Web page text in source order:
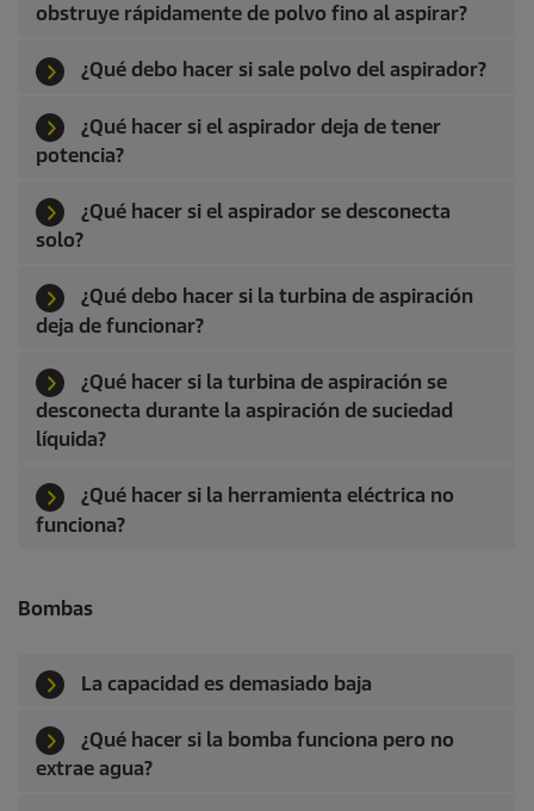
obstruye rápidamente de polvo fino al aspirar?
¿Qué debo hacer si sale polvo del aspirador?
¿Qué hacer si el aspirador deja de tener
potencia?
¿Qué hacer si el aspirador se desconecta
solo?
¿Qué debo hacer si la turbina de aspiración
deja de funcionar?
¿Qué hacer si la turbina de aspiración se
desconecta durante la aspiración de suciedad
líquida?
¿Qué hacer si la herramienta eléctrica no
funciona?
Bombas
La capacidad es demasiado baja
¿Qué hacer si la bomba funciona pero no
extrae agua?